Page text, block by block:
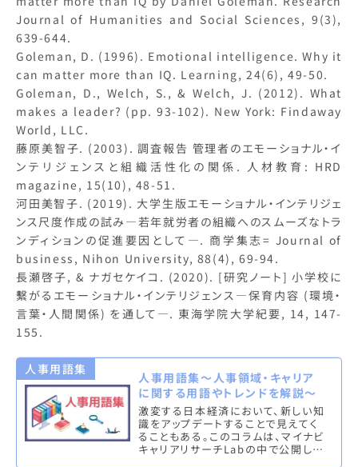
Journal of Humanities and Social Sciences, 9(3),
639-644.
Goleman, D. (1996). Emotional intelligence. Why it
can matter more than IQ. Learning, 24(6), 49-50.
Goleman, D., Welch, S., & Welch, J. (2012). What
makes a leader? (pp. 93-102). New York: Findaway
World, LLC.
藤原美智子. (2003). 調査報告 管理者のエモーショナル・イ
ンテリジェンスと組織活性化の関係. 人材教育: HRD
magazine, 15(10), 48-51.
河田美智子. (2019). 大学生版エモーショナル・インテリジェ
ンス尺度作成の試み―若年就労者の組織へのスムーズなトラ
ンディションの促進要因として―. 商学集志= Journal of
business, Nihon University, 88(4), 69-94.
長瀬啓子, & ナガセケイコ. (2020). [研究ノート] 小学校に
繫がるエモーショナル・インテリジェンス―保育内容 (環境・
言葉・人間関係) を通して―. 東海学院大学紀要, 14, 147-
155.
人事用語集
人事用語集～人事領域・キャリア
に関する用語やトレンドを解説～
激変する日本経済において、新しい知
識をアップデートすることで見えてく
ることもある。このコラムは、マイナビ
キャリアリサーチLabの中で公開して